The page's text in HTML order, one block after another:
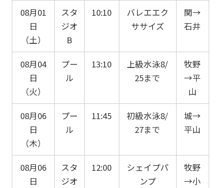
08月01
日
（土）
スタ
ジオ
B
10:10
バレエエク
ササイズ
関→
石井
08月04
日
（火）
プー
ル
13:10
上級水泳8/
25まで
牧野
→平
山
08月06
日
（木）
プー
ル
11:45
初級水泳8/
27まで
城→
平山
08月06
日
スタ
ジオ
12:00
シェイプパ
ンプ
牧野
→小